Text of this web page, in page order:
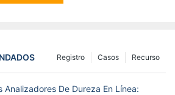
Recurso
Casos
Registro
Analizadores De Dureza En Línea: